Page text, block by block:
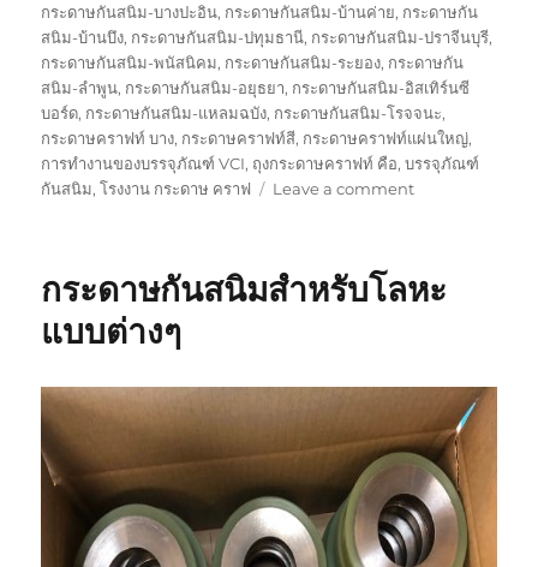
กระดาษกันสนิม-บางปะอิน, กระดาษกันสนิม-บ้านค่าย, กระดาษกัน
สนิม-บ้านบึง, กระดาษกันสนิม-ปทุมธานี, กระดาษกันสนิม-ปราจีนบุรี,
กระดาษกันสนิม-พนัสนิคม, กระดาษกันสนิม-ระยอง, กระดาษกัน
สนิม-ลำพูน, กระดาษกันสนิม-อยุธยา, กระดาษกันสนิม-อิสเทิร์นซี
บอร์ด, กระดาษกันสนิม-แหลมฉบัง, กระดาษกันสนิม-โรจจนะ,
กระดาษคราฟท์ บาง, กระดาษคราฟท์สี, กระดาษคราฟท์แผ่นใหญ่,
การทำงานของบรรจุภัณฑ์ VCI, ถุงกระดาษคราฟท์ คือ,บรรจุภัณฑ์
กันสนิม,โรงงาน กระดาษ คราฟ Leave a commenton
VCi
คราฟ
กระดาษกันสนิมสำหรับโลหะ
แบบต่างๆ